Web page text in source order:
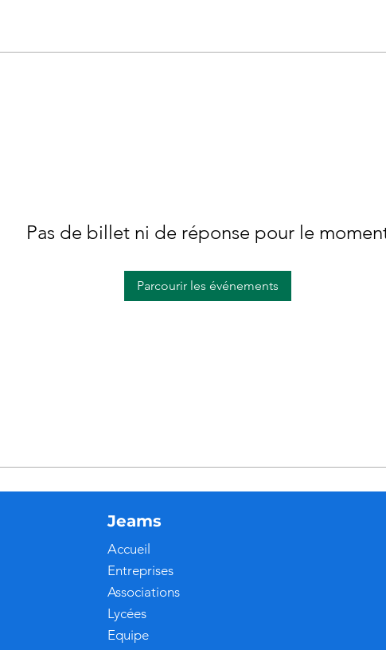
Pas de billet ni de réponse pour le
Parcourir les événements
Jeams
Accueil
Entreprises
Associations
Lycées
Equipe